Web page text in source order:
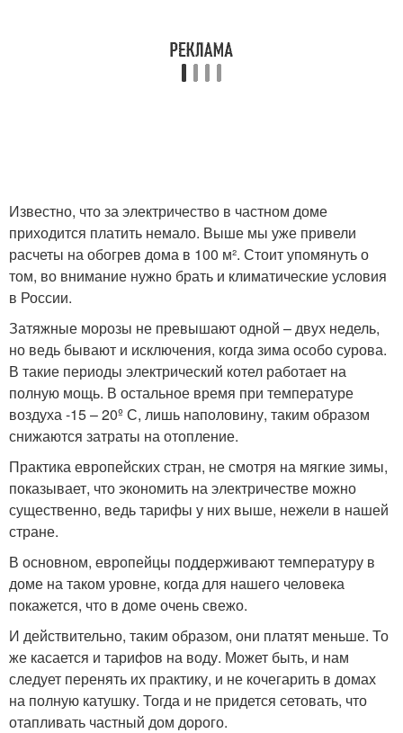
Известно, что за электричество в частном доме
приходится платить немало. Выше мы уже привели
расчеты на обогрев дома в 100 м². Стоит упомянуть о
том, во внимание нужно брать и климатические условия
в России.
Затяжные морозы не превышают одной – двух недель,
но ведь бывают и исключения, когда зима особо сурова.
В такие периоды электрический котел работает на
полную мощь. В остальное время при температуре
воздуха -15 – 20º С, лишь наполовину, таким образом
снижаются затраты на отопление.
Практика европейских стран, не смотря на мягкие зимы,
показывает, что экономить на электричестве можно
существенно, ведь тарифы у них выше, нежели в нашей
стране.
В основном, европейцы поддерживают температуру в
доме на таком уровне, когда для нашего человека
покажется, что в доме очень свежо.
И действительно, таким образом, они платят меньше. То
же касается и тарифов на воду. Может быть, и нам
следует перенять их практику, и не кочегарить в домах
на полную катушку. Тогда и не придется сетовать, что
отапливать частный дом дорого.